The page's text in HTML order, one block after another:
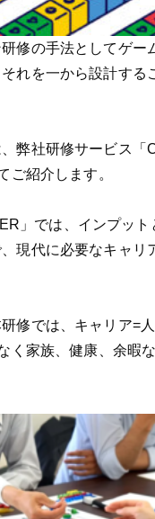
修の手法としてゲー
れを一から設計する
弊社研修サービス「
ご紹介します。
」では、インプット
現代に必要なキャリ
修では、キャリア=
く家族、健康、余暇